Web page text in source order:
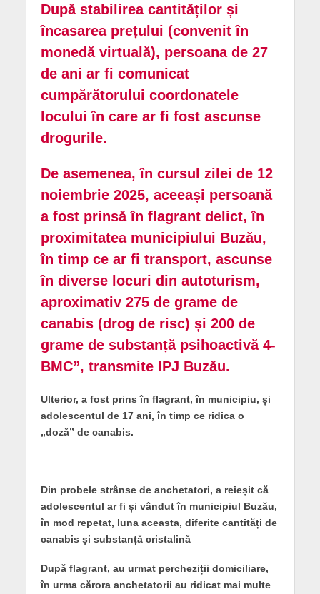
După stabilirea cantităților și
încasarea prețului (convenit în
monedă virtuală), persoana de 27
de ani ar fi comunicat
cumpărătorului coordonatele
locului în care ar fi fost ascunse
drogurile.
De asemenea, în cursul zilei de 12
noiembrie 2025, aceeași persoană
a fost prinsă în flagrant delict, în
proximitatea municipiului Buzău,
în timp ce ar fi transport, ascunse
în diverse locuri din autoturism,
aproximativ 275 de grame de
canabis (drog de risc) și 200 de
grame de substanță psihoactivă 4-
BMC”, transmite IPJ Buzău.
Ulterior, a fost prins în flagrant, în municipiu, și
adolescentul de 17 ani, în timp ce ridica o
„doză” de canabis.
Din probele strânse de anchetatori, a reieșit că
adolescentul ar fi și vândut în municipiul Buzău,
în mod repetat, luna aceasta, diferite cantități de
canabis și substanță cristalină
După flagrant, au urmat percheziții domiciliare,
în urma cărora anchetatorii au ridicat mai multe